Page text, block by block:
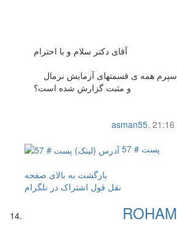
آقای دکتر سلام و با احترام
و مثبت گزارش شده است؟
asman55,
پست # 57
بازگشت به بالای صفحه
نقل قول اشتراک در تلگرام
ROHAM